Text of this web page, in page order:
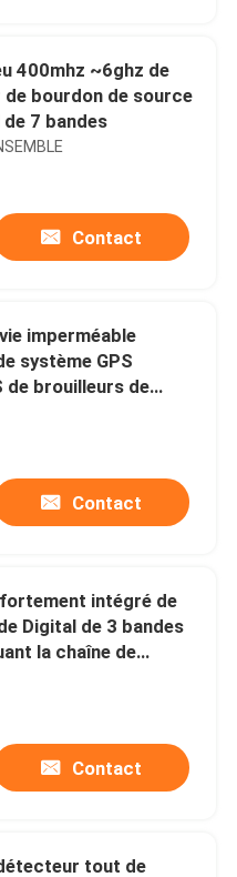
400mhz ~6ghz de
de bourdon de source
7 bandes
Contact
imperméable
système GPS
de brouilleurs de
terme de 25km
Contact
intégré de
Digital de 3 bandes
la chaîne de
Contact
tout de